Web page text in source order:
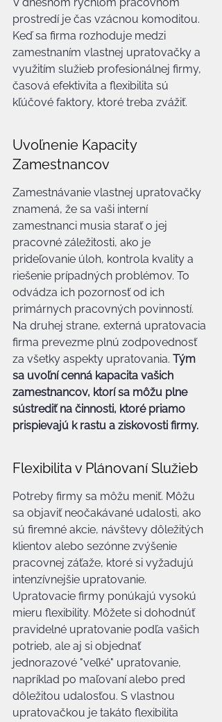
prostredí je čas vzácnou komoditou.
Keď sa firma rozhoduje medzi
zamestnaním vlastnej upratovačky a
využitím služieb profesionálnej firmy,
časová efektivita a flexibilita sú
kľúčové faktory, ktoré treba zvážiť.
Uvoľnenie Kapacity
Zamestnancov
Zamestnávanie vlastnej upratovačky
znamená, že sa vaši interní
zamestnanci musia starať o jej
pracovné záležitosti, ako je
prideľovanie úloh, kontrola kvality a
riešenie prípadných problémov. To
odvádza ich pozornosť od ich
primárnych pracovných povinností.
Na druhej strane, externá upratovacia
firma prevezme plnú zodpovednosť
za všetky aspekty upratovania. Tým
sa uvoľní cenná kapacita vašich
zamestnancov, ktorí sa môžu plne
sústrediť na činnosti, ktoré priamo
prispievajú k rastu a ziskovosti firmy.
Flexibilita v Plánovaní Služieb
Potreby firmy sa môžu meniť. Môžu
sa objaviť neočakávané udalosti, ako
sú firemné akcie, návštevy dôležitých
klientov alebo sezónne zvýšenie
pracovnej záťaže, ktoré si vyžadujú
intenzívnejšie upratovanie.
Upratovacie firmy ponúkajú vysokú
mieru flexibility. Môžete si dohodnúť
pravidelné upratovanie podľa vašich
potrieb, ale aj si objednať
jednorazové "veľké" upratovanie,
napríklad po maľovaní alebo pred
dôležitou udalosťou. S vlastnou
upratovačkou je takáto flexibilita